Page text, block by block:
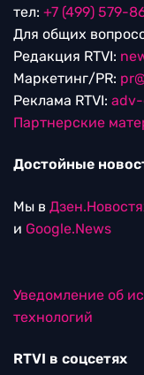
тел: +7 (499) 579-
Для общих
Редакция RTVI:
Маркетинг/PR:
Реклама RTVI: adv-
Партнерские
Достойные
Мы в
и Google.News
Уведомление об
технологий
RTVI в соцсетях